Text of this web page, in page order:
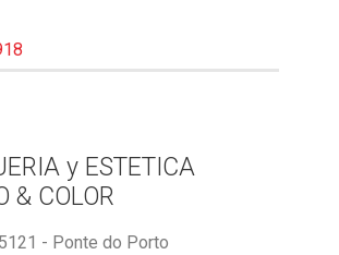
y ESTETICA
& COLOR
- Ponte do Porto